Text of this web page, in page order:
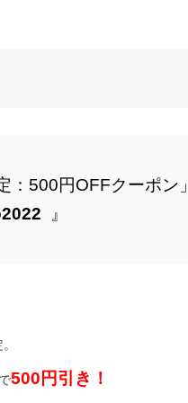
500円OFFクーポン」
』
500円引き！